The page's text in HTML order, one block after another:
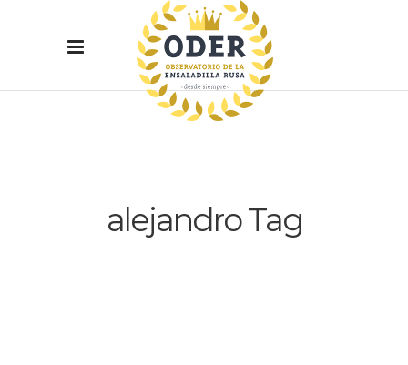
alejandro Tag